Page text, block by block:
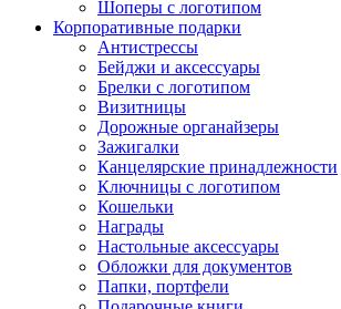
Шоперы с логотипом
Корпоративные подарки
Антистрессы
Бейджи и аксессуары
Брелки с логотипом
Визитницы
Дорожные органайзеры
Зажигалки
Канцелярские принадлежности
Ключницы с логотипом
Кошельки
Награды
Настольные аксессуары
Обложки для документов
Папки, портфели